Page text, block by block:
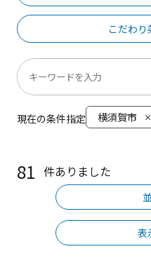
こだわ
現在の条件指定 横須賀市
81 件ありました
表